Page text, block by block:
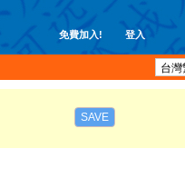
免費加入! 登入
SAVE